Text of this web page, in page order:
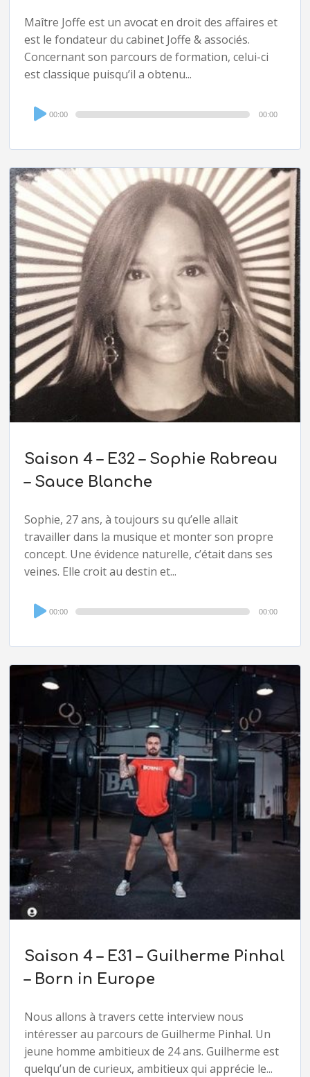
Maître Joffe est un avocat en droit des affaires et
est le fondateur du cabinet Joffe & associés.
Concernant son parcours de formation, celui-ci
est classique puisqu’il a obtenu...
Audio
Player
00:00 00:00
Saison 4 – E32 – Sophie Rabreau
– Sauce Blanche
Sophie, 27 ans, à toujours su qu’elle allait
travailler dans la musique et monter son propre
concept. Une évidence naturelle, c’était dans ses
veines. Elle croit au destin et...
Audio
Player
00:00 00:00
Saison 4 – E31 – Guilherme Pinhal
– Born in Europe
Nous allons à travers cette interview nous
intéresser au parcours de Guilherme Pinhal. Un
jeune homme ambitieux de 24 ans. Guilherme est
quelqu’un de curieux, ambitieux qui apprécie le...